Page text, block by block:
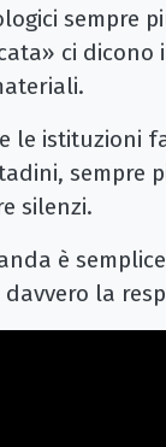
sempre
ci dicono
le istituzioni
sempre
silenzi.
è
davvero la